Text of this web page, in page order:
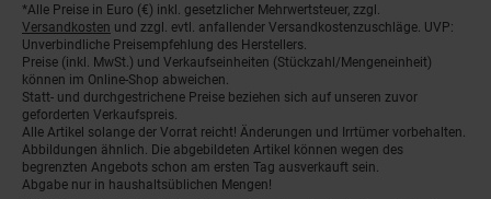
Fußnoten
*Alle Preise in Euro (€) inkl. gesetzlicher Mehrwertsteuer, zzgl.
Versandkosten und zzgl. evtl. anfallender Versandkostenzuschläge. UVP:
Unverbindliche Preisempfehlung des Herstellers.
Preise (inkl. MwSt.) und Verkaufseinheiten (Stückzahl/Mengeneinheit)
können im Online-Shop abweichen.
Statt- und durchgestrichene Preise beziehen sich auf unseren zuvor
geforderten Verkaufspreis.
Alle Artikel solange der Vorrat reicht! Änderungen und Irrtümer vorbehalten.
Abbildungen ähnlich. Die abgebildeten Artikel können wegen des
begrenzten Angebots schon am ersten Tag ausverkauft sein.
Abgabe nur in haushaltsüblichen Mengen!